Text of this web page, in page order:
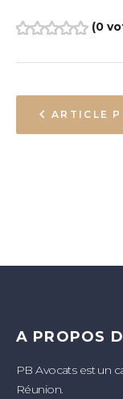
(0
ARTICLE
A PROPOS
PB Avocats est un
Réunion.